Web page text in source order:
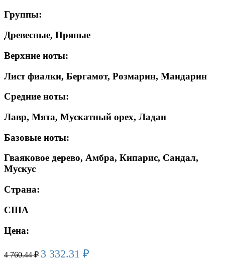
Группы:
Древесные, Пряные
Верхние ноты:
Лист фиалки, Бергамот, Розмарин, Мандарин
Средние ноты:
Лавр, Мята, Мускатный орех, Ладан
Базовые ноты:
Гваяковое дерево, Амбра, Кипарис, Сандал,
Мускус
Страна:
США
Цена:
4 760.44₽ 3 332.31 ₽